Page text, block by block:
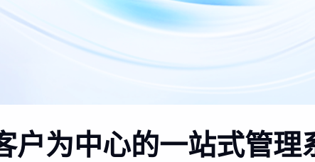
户为中心的一站式管理